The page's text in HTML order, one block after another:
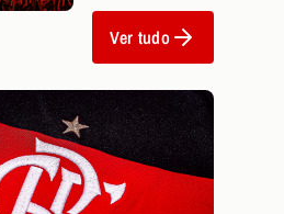
Ver tudo